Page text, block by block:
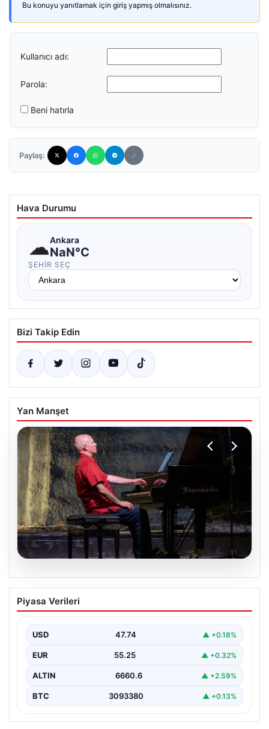
Bu konuyu yanıtlamak için giriş yapmış olmalısınız.
Kullanıcı adı:
Parola:
Beni hatırla
Paylaş:
Hava Durumu
☁Ankara
NaN°C
ŞEHIR SEÇ
Bizi Takip Edin
Yan Manşet
07.08.2026
23. Uluslararası Gümüşlük Müzik
Festivali’nde İngiliz Piyanist Charles
Bodrum'un eşsiz atmosferinde düzenlenen 23.
sanatseverleri büyülemeye…
Piyasa Verileri
USD 47.74 ▲ +0.18%
EUR 55.25 ▲ +0.32%
ALTIN 6660.6 ▲ +2.59%
BTC 3093380 ▲ +0.13%